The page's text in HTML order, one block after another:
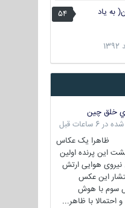
54
به یاد
خلق چين
در 6 ساعات قبل
ا... جی -36 ظاهرا یک عکاس
این پرنده اولین
نیروی هوایی ارتش
این عکس
سوم با هوش
با ظاهر...